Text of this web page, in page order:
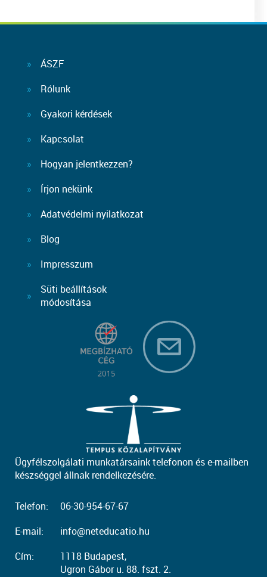
ÁSZF
Rólunk
Gyakori kérdések
Kapcsolat
Hogyan jelentkezzen?
Írjon nekünk
Adatvédelmi nyilatkozat
Blog
Impresszum
Süti beállítások
módosítása
Ügyfélszolgálati munkatársaink telefonon és e-mailben
készséggel állnak rendelkezésére.
Telefon:
06-30-954-67-67
E-mail:
info@neteducatio.hu
Cím:
1118 Budapest,
Ugron Gábor u. 88. fszt. 2.